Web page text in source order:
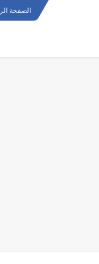
الصفحة